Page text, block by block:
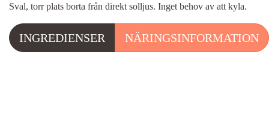
Sval, torr plats borta från direkt solljus. Inget behov av att kyla.
INGREDIENSER NÄRINGSINFORMATION